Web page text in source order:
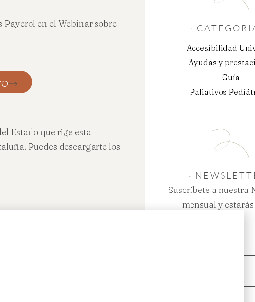
Payerol en el Webinar sobre
Estado que rige esta
Puedes descargarte los
·
Accesibilidad
Ayudas y
Guía
Paliativos
·
Suscríbete a nuestra
mensual y